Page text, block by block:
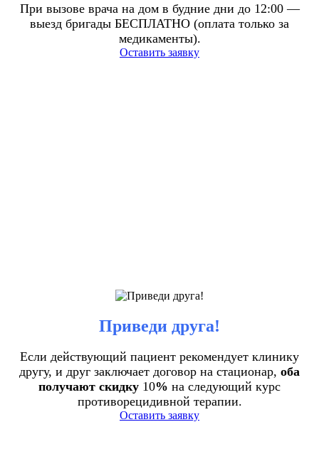
При вызове врача на дом в будние дни до 12:00 —
выезд бригады БЕСПЛАТНО (оплата только за
медикаменты).
Оставить заявку
Приведи друга!
Если действующий пациент рекомендует клинику
другу, и друг заключает договор на стационар, оба
получают скидку 10% на следующий курс
противорецидивной терапии.
Оставить заявку